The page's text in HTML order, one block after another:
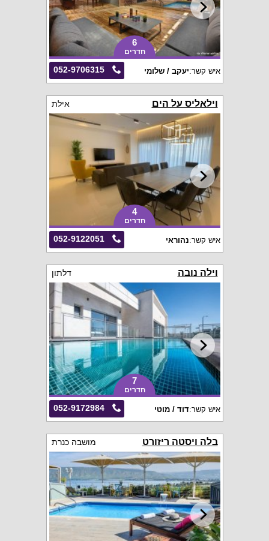
6
חדרים
052-9706315 איש קשר:יעקב / שלומי
וילאליס על הים אילת
4
חדרים
052-9122051 איש קשר:נהוראי
וילה נובה דלתון
7
חדרים
052-9172984 איש קשר:דוד / מוטי
בלה ויסטה ריזורט מושבה כנרת